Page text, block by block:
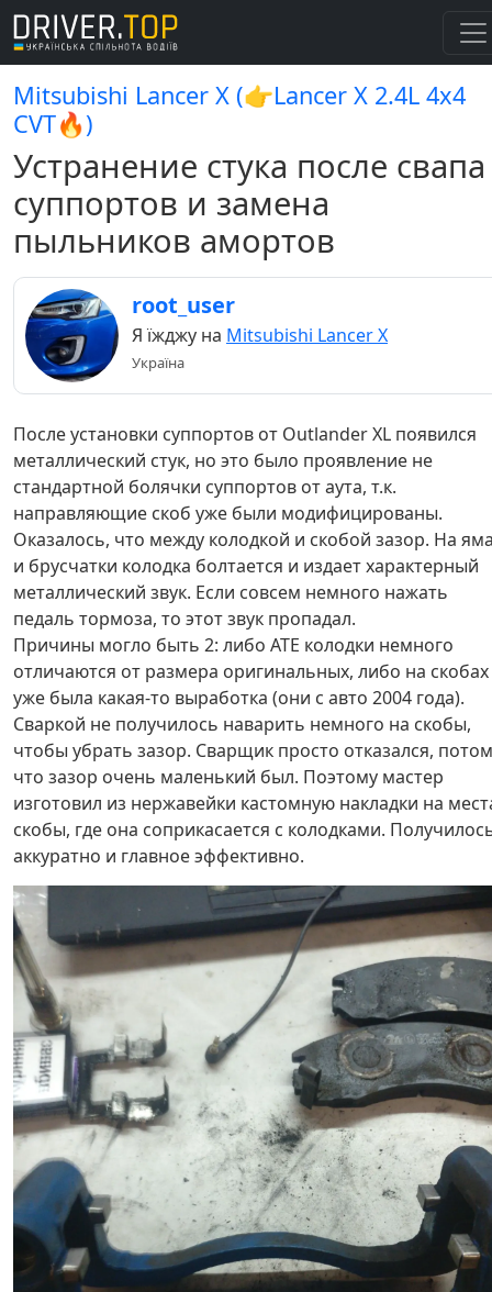
Mitsubishi Lancer X (👉Lancer X 2.4L 4x4
CVT🔥)
Устранение стука после свапа
суппортов и замена
пыльников амортов
root_user
Я їжджу на Mitsubishi Lancer X
Україна
После установки суппортов от Outlander XL появился
металлический стук, но это было проявление не
стандартной болячки суппортов от аута, т.к.
направляющие скоб уже были модифицированы.
Оказалось, что между колодкой и скобой зазор. На
и брусчатки колодка болтается и издает характерный
металлический звук. Если совсем немного нажать
педаль тормоза, то этот звук пропадал.
Причины могло быть 2: либо ATE колодки немного
отличаются от размера оригинальных, либо на скобах
уже была какая-то выработка (они с авто 2004 года).
Сваркой не получилось наварить немного на скобы,
чтобы убрать зазор. Сварщик просто отказался,
что зазор очень маленький был. Поэтому мастер
изготовил из нержавейки кастомную накладки на
скобы, где она соприкасается с колодками.
аккуратно и главное эффективно.